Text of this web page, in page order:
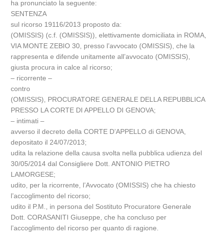
ha pronunciato la seguente:
SENTENZA
sul ricorso 19116/2013 proposto da:
(OMISSIS) (c.f. (OMISSIS)), elettivamente domiciliata in ROMA,
VIA MONTE ZEBIO 30, presso l’avvocato (OMISSIS), che la
rappresenta e difende unitamente all’avvocato (OMISSIS),
giusta procura in calce al ricorso;
– ricorrente –
contro
(OMISSIS), PROCURATORE GENERALE DELLA REPUBBLICA
PRESSO LA CORTE DI APPELLO DI GENOVA;
– intimati –
avverso il decreto della CORTE D’APPELLO di GENOVA,
depositato il 24/07/2013;
udita la relazione della causa svolta nella pubblica udienza del
30/05/2014 dal Consigliere Dott. ANTONIO PIETRO
LAMORGESE;
udito, per la ricorrente, l’Avvocato (OMISSIS) che ha chiesto
l’accoglimento del ricorso;
udito il P.M., in persona del Sostituto Procuratore Generale
Dott. CORASANITI Giuseppe, che ha concluso per
l’accoglimento del ricorso per quanto di ragione.